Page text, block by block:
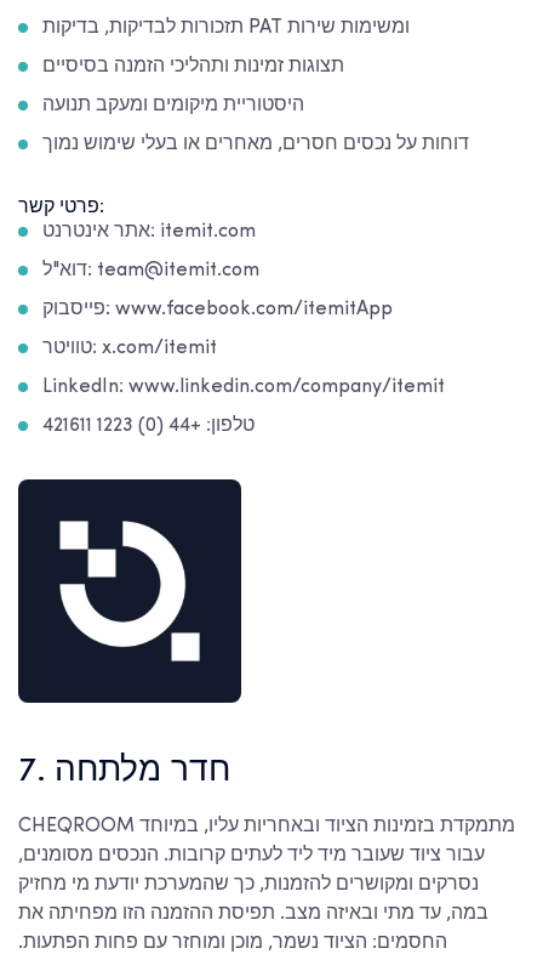
תזכורות לבדיקות, בדיקות PAT ומשימות שירות
תצוגות זמינות ותהליכי הזמנה בסיסיים
היסטוריית מיקומים ומעקב תנועה
דוחות על נכסים חסרים, מאחרים או בעלי שימוש נמוך
פרטי קשר:
אתר אינטרנט: itemit.com
דוא"ל: team@itemit.com
פייסבוק: www.facebook.com/itemitApp
טוויטר: x.com/itemit
LinkedIn: www.linkedin.com/company/itemit
טלפון: +44 (0) 1223 421611
7. חדר מלתחה
CHEQROOM מתמקדת בזמינות הציוד ובאחריות עליו, במיוחד
עבור ציוד שעובר מיד ליד לעתים קרובות. הנכסים מסומנים,
נסרקים ומקושרים להזמנות, כך שהמערכת יודעת מי מחזיק
במה, עד מתי ובאיזה מצב. תפיסת ההזמנה הזו מפחיתה את
החסמים: הציוד נשמר, מוכן ומוחזר עם פחות הפתעות.